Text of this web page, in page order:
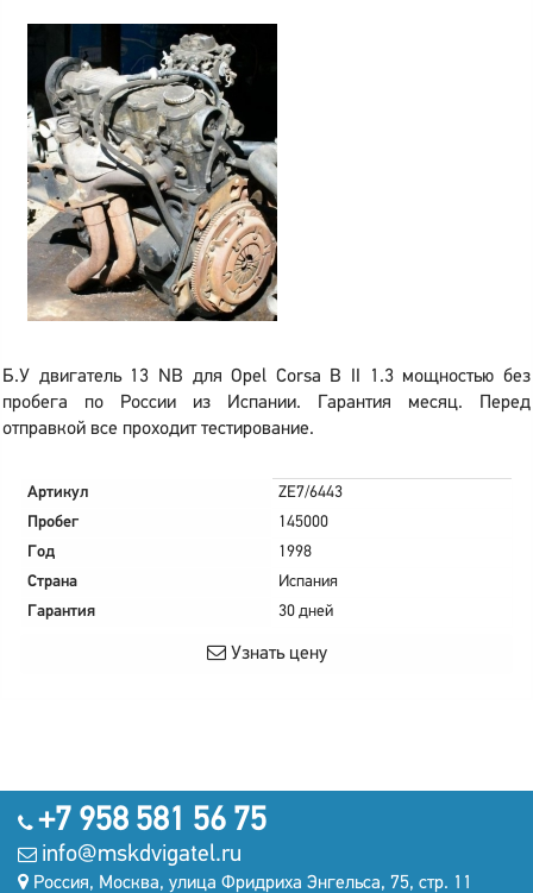
Б.У двигатель 13 NB для Opel Corsa B II 1.3 мощностью без
пробега по России из Испании. Гарантия месяц. Перед
отправкой все проходит тестирование.
Артикул
ZE7/6443
Пробег
145000
Год
1998
Страна
Испания
Гарантия
30 дней
Узнать цену
+7 958 581 56 75
info@mskdvigatel.ru
Россия, Москва, улица Фридриха Энгельса, 75, стр. 11